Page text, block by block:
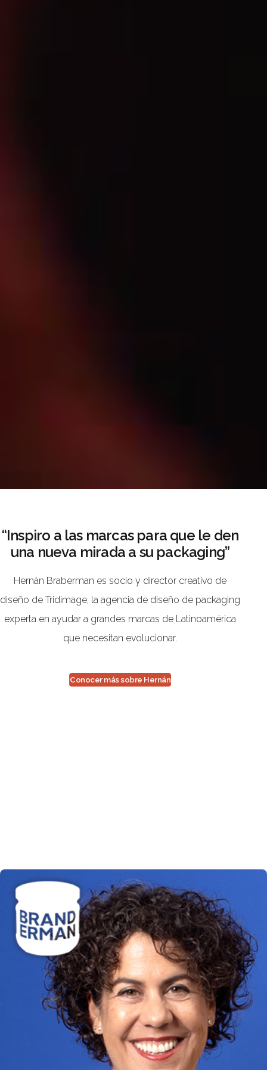
“Inspiro a las marcas para que le den
una nueva mirada a su packaging”
Hernán Braberman es socio y director creativo de
diseño de Tridimage, la agencia de diseño de packaging
experta en ayudar a grandes marcas de Latinoamérica
que necesitan evolucionar.
Conocer más sobre Hernán